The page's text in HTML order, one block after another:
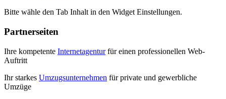
Bitte wähle den Tab Inhalt in den Widget Einstellungen.
Partnerseiten
Ihre kompetente Internetagenturfür einen professionellen Web-
Auftritt
Ihr starkes Umzugsunternehmen für private und gewerbliche
Umzüge